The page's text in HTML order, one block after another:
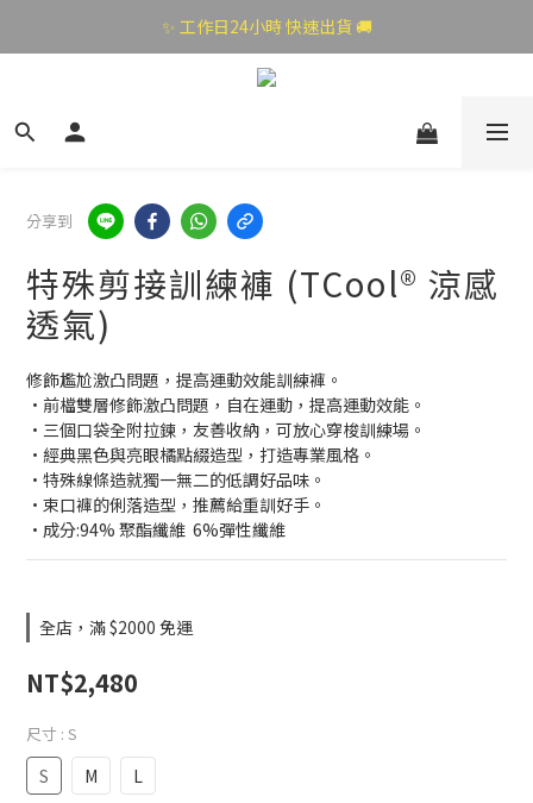
✨ 工作日24小時 快速出貨 🚚
分享到
特殊剪接訓練褲 (TCool® 涼感
透氣)
修飾尷尬激凸問題，提高運動效能訓練褲。
·前檔雙層修飾激凸問題，自在運動，提高運動效能。
·三個口袋全附拉鍊，友善收納，可放心穿梭訓練場。
·經典黑色與亮眼橘點綴造型，打造專業風格。
·特殊線條造就獨一無二的低調好品味。
·束口褲的俐落造型，推薦給重訓好手。
·成分:94% 聚酯纖維  6%彈性纖維
全店，滿 $2000 免運
NT$2,480
尺寸 : S
S M L